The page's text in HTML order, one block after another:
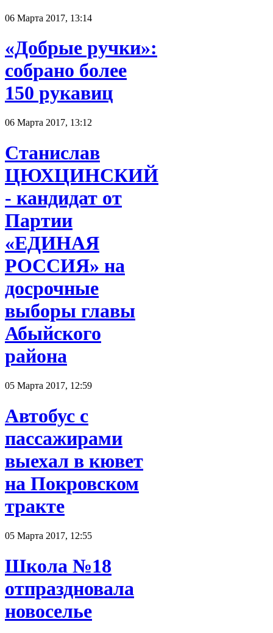
06 Марта 2017, 13:14
«Добрые ручки»:
собрано более
150 рукавиц
06 Марта 2017, 13:12
Станислав
ЦЮХЦИНСКИЙ
- кандидат от
Партии
«ЕДИНАЯ
РОССИЯ» на
досрочные
выборы главы
Абыйского
района
05 Марта 2017, 12:59
Автобус с
пассажирами
выехал в кювет
на Покровском
тракте
05 Марта 2017, 12:55
Школа №18
отпраздновала
новоселье